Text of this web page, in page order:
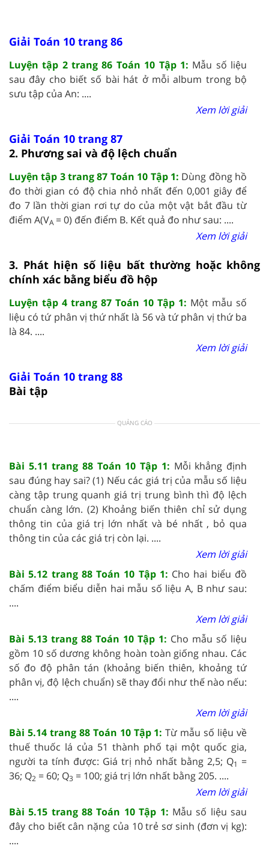
Giải Toán 10 trang 86
Luyện tập 2 trang 86 Toán 10 Tập 1: Mẫu số liệu
sau đây cho biết số bài hát ở mỗi album trong bộ
sưu tập của An: ....
Xem lời giải
Giải Toán 10 trang 87
2. Phương sai và độ lệch chuẩn
Luyện tập 3 trang 87 Toán 10 Tập 1: Dùng đồng hồ
đo thời gian có độ chia nhỏ nhất đến 0,001 giây để
đo 7 lần thời gian rơi tự do của một vật bắt đầu từ
điểm A(VA = 0) đến điểm B. Kết quả đo như sau: ....
Xem lời giải
3. Phát hiện số liệu bất thường hoặc không
chính xác bằng biểu đồ hộp
Luyện tập 4 trang 87 Toán 10 Tập 1: Một mẫu số
liệu có tứ phân vị thứ nhất là 56 và tứ phân vị thứ ba
là 84. ....
Xem lời giải
Giải Toán 10 trang 88
Bài tập
QUẢNG CÁO
Bài 5.11 trang 88 Toán 10 Tập 1: Mỗi khẳng định
sau đúng hay sai? (1) Nếu các giá trị của mẫu số liệu
càng tập trung quanh giá trị trung bình thì độ lệch
chuẩn càng lớn. (2) Khoảng biến thiên chỉ sử dụng
thông tin của giá trị lớn nhất và bé nhất , bỏ qua
thông tin của các giá trị còn lại. ....
Xem lời giải
Bài 5.12 trang 88 Toán 10 Tập 1: Cho hai biểu đồ
chấm điểm biểu diễn hai mẫu số liệu A, B như sau:
....
Xem lời giải
Bài 5.13 trang 88 Toán 10 Tập 1: Cho mẫu số liệu
gồm 10 số dương không hoàn toàn giống nhau. Các
số đo độ phân tán (khoảng biến thiên, khoảng tứ
phân vị, độ lệch chuẩn) sẽ thay đổi như thế nào nếu:
....
Xem lời giải
Bài 5.14 trang 88 Toán 10 Tập 1: Từ mẫu số liệu về
thuế thuốc lá của 51 thành phố tại một quốc gia,
người ta tính được: Giá trị nhỏ nhất bằng 2,5; Q1 =
36; Q2 = 60; Q3 = 100; giá trị lớn nhất bằng 205. ....
Xem lời giải
Bài 5.15 trang 88 Toán 10 Tập 1: Mẫu số liệu sau
đây cho biết cân nặng của 10 trẻ sơ sinh (đơn vị kg):
....